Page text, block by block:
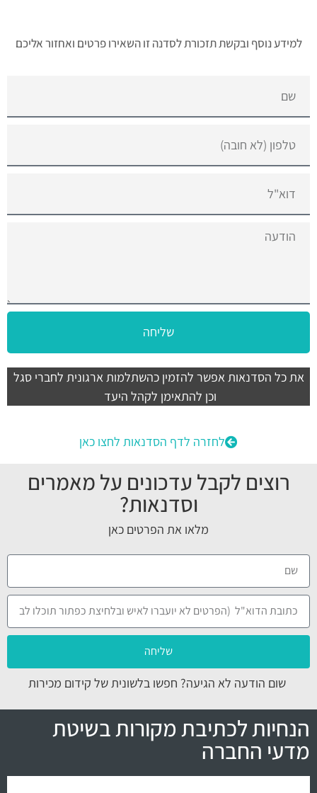
למידע נוסף ובקשת תזכורת לסדנה זו השאירו פרטים ואחזור אליכם
שליחה
את כל הסדנאות אפשר להזמין כהשתלמות ארגונית לחברי סגל
וכן להתאימן לקהל היעד
לחזרה לדף הסדנאות לחצו כאן
רוצים לקבל עדכונים על מאמרים
וסדנאות?
מלאו את הפרטים כאן
שליחה
שום הודעה לא הגיעה? חפשו בלשונית של קידום מכירות
הנחיות לכתיבת מקורות בשיטת
מדעי החברה